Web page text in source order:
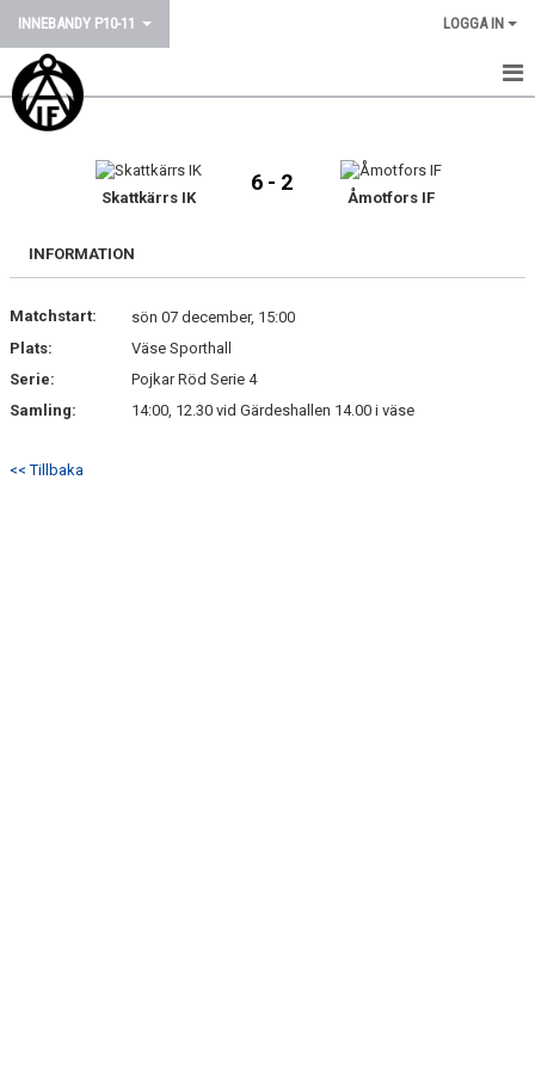
INNEBANDY P10-11 LOGGA IN
HEM
MATCHER
TRUPPEN
BILDGALLERI
KONTAKT
Skattkärrs IK
6 - 2
Åmotfors IF
INFORMATION
Matchstart:
sön 07 december, 15:00
Plats:
Väse Sporthall
Serie:
Pojkar Röd Serie 4
Samling:
14:00, 12.30 vid Gärdeshallen 14.00 i väse
<< Tillbaka